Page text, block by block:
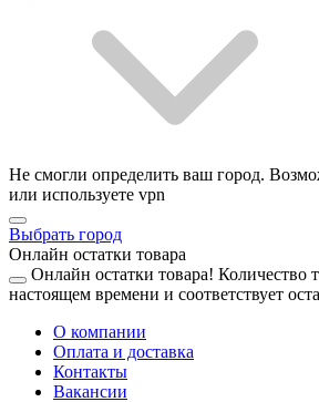
Не смогли определить ваш город.
или используете vpn
Выбрать город
Онлайн остатки товара
Онлайн остатки товара! Количество
настоящем времени и соответствует
О компании
Оплата и доставка
Контакты
Вакансии